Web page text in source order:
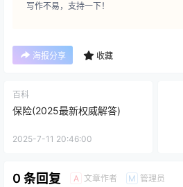
写作不易，支持一下！
海报分享 收藏
百科
保险(2025最新权威解答)
2025-7-11 20:46:00
0 条回复 A 文章作者 M 管理员